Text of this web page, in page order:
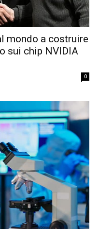
mondo a costruire
sui chip NVIDIA
0